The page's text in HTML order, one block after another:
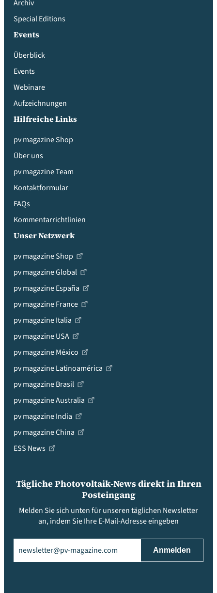
Archiv
Special Editions
Events
Überblick
Events
Webinare
Aufzeichnungen
Hilfreiche Links
pv magazine Shop
Über uns
pv magazine Team
Kontaktformular
FAQs
Kommentarrichtlinien
Unser Netzwerk
pv magazine Shop
pv magazine Global
pv magazine España
pv magazine France
pv magazine Italia
pv magazine USA
pv magazine México
pv magazine Latinoamérica
pv magazine Brasil
pv magazine Australia
pv magazine India
pv magazine China
ESS News
Tägliche Photovoltaik-News direkt in Ihren
Posteingang
Melden Sie sich unten für unseren täglichen Newsletter
an, indem Sie Ihre E-Mail-Adresse eingeben